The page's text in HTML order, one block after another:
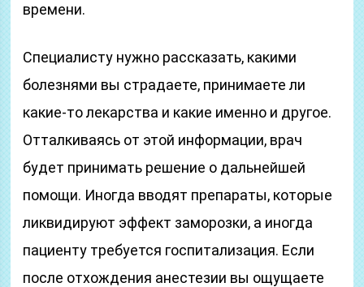
времени.
Специалисту нужно рассказать, какими
болезнями вы страдаете, принимаете ли
какие-то лекарства и какие именно и другое.
Отталкиваясь от этой информации, врач
будет принимать решение о дальнейшей
помощи. Иногда вводят препараты, которые
ликвидируют эффект заморозки, а иногда
пациенту требуется госпитализация. Если
после отхождения анестезии вы ощущаете